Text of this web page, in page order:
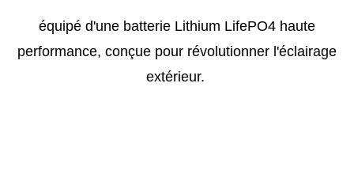
équipé d'une batterie Lithium LifePO4 haute
performance, conçue pour révolutionner l'éclairage
extérieur.